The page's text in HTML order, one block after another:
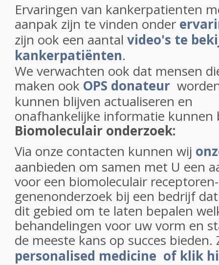
Ervaringen van kankerpatienten
aanpak zijn te vinden onder
zijn ook een aantal video's te
kankerpatiënten.
We verwachten ook dat mensen
maken ook OPS donateur
kunnen blijven actualiseren en
onafhankelijke informatie kunnen
Biomoleculair onderzoek:
Via onze contacten kunnen wij
aanbieden om samen met U een
voor een biomoleculair
genenonderzoek bij een bedrijf
dit gebied om te laten bepalen
behandelingen voor uw vorm en
de meeste kans op succes
personalised medicine of klik